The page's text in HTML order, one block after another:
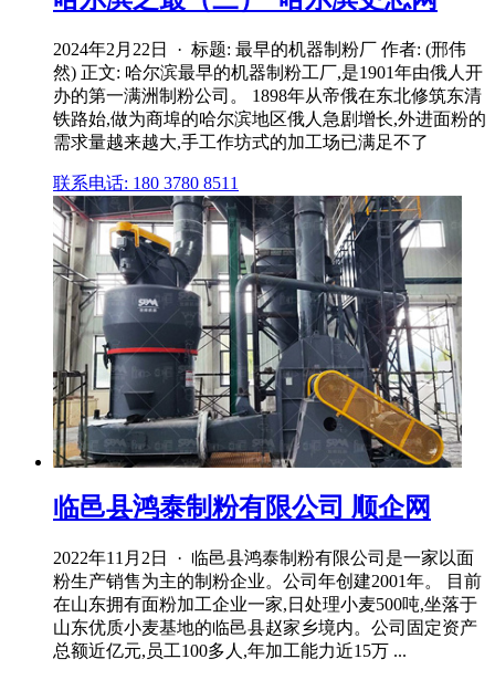
2024年2月22日 · 标题: 最早的机器制粉厂 作者: (邢伟
然) 正文: 哈尔滨最早的机器制粉工厂,是1901年由俄人开
办的第一满洲制粉公司。 1898年从帝俄在东北修筑东清
铁路始,做为商埠的哈尔滨地区俄人急剧增长,外进面粉的
需求量越来越大,手工作坊式的加工场已满足不了
联系电话: 180 3780 8511
临邑县鸿泰制粉有限公司 顺企网
2022年11月2日 · 临邑县鸿泰制粉有限公司是一家以面
粉生产销售为主的制粉企业。公司年创建2001年。 目前
在山东拥有面粉加工企业一家,日处理小麦500吨,坐落于
山东优质小麦基地的临邑县赵家乡境内。公司固定资产
总额近亿元,员工100多人,年加工能力近15万 ...